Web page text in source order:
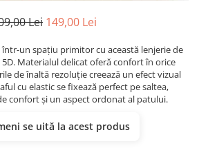
Lei 149,00 Lei
un spațiu primitor cu această lenjerie de
Materialul delicat oferă confort în orice
de înaltă rezoluție creează un efect vizual
cu elastic se fixează perfect pe saltea,
confort și un aspect ordonat al patului.
se uită la acest produs